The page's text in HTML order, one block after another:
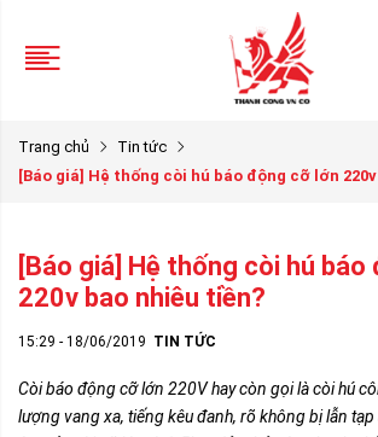
Trang chủ
Tin tức
[Báo giá] Hệ thống còi hú báo động cỡ lớn 220v
[Báo giá] Hệ thống còi hú báo
220v bao nhiêu tiền?
15:29 - 18/06/2019 TIN TỨC
Còi báo động cỡ lớn 220V hay còn gọi là còi hú
lượng vang xa, tiếng kêu đanh, rõ không bị lẫn